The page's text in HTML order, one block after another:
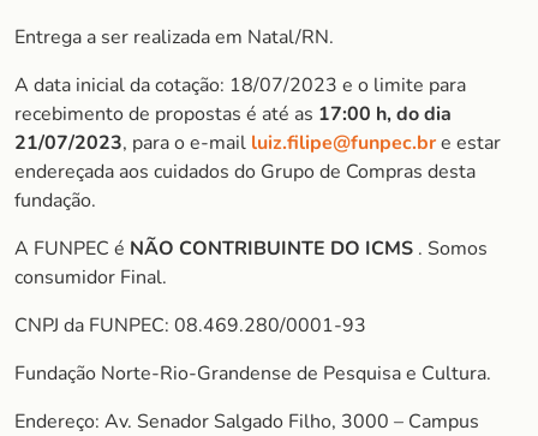
Entrega a ser realizada em Natal/RN.
A data inicial da cotação: 18/07/2023 e o limite para
recebimento de propostas é até as 17:00 h, do dia
21/07/2023, para o e-mail luiz.filipe@funpec.bre estar
endereçada aos cuidados do Grupo de Compras desta
fundação.
A FUNPEC é NÃO CONTRIBUINTE DO ICMS . Somos
consumidor Final.
CNPJ da FUNPEC: 08.469.280/0001-93
Fundação Norte-Rio-Grandense de Pesquisa e Cultura.
Endereço: Av. Senador Salgado Filho, 3000 – Campus